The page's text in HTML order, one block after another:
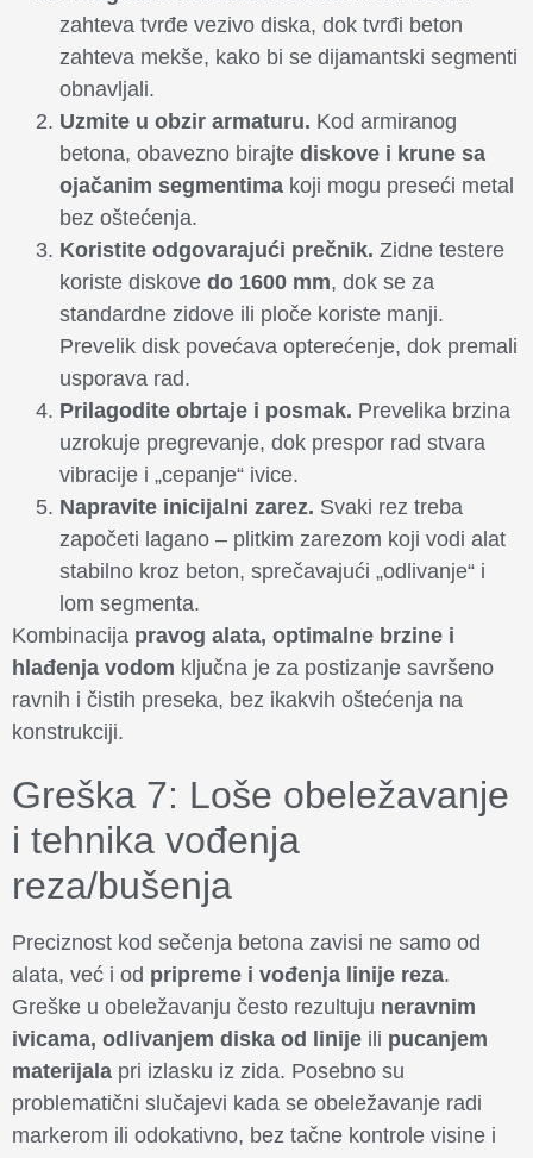
zahteva tvrđe vezivo diska, dok tvrđi beton
zahteva mekše, kako bi se dijamantski segmenti
obnavljali.
Uzmite u obzir armaturu. Kod armiranog
betona, obavezno birajte diskove i krune sa
ojačanim segmentima koji mogu preseći metal
bez oštećenja.
Koristite odgovarajući prečnik. Zidne testere
koriste diskove do 1600 mm, dok se za
standardne zidove ili ploče koriste manji.
Prevelik disk povećava opterećenje, dok premali
usporava rad.
Prilagodite obrtaje i posmak. Prevelika brzina
uzrokuje pregrevanje, dok prespor rad stvara
vibracije i „cepanje“ ivice.
Napravite inicijalni zarez. Svaki rez treba
započeti lagano – plitkim zarezom koji vodi alat
stabilno kroz beton, sprečavajući „odlivanje“ i
lom segmenta.
Kombinacija pravog alata, optimalne brzine i
hlađenja vodom ključna je za postizanje savršeno
ravnih i čistih preseka, bez ikakvih oštećenja na
konstrukciji.
Greška 7: Loše obeležavanje
i tehnika vođenja
reza/bušenja
Preciznost kod sečenja betona zavisi ne samo od
alata, već i od pripreme i vođenja linije reza.
Greške u obeležavanju često rezultuju neravnim
ivicama, odlivanjem diska od linije ili pucanjem
materijala pri izlasku iz zida. Posebno su
problematični slučajevi kada se obeležavanje radi
markerom ili odokativno, bez tačne kontrole visine i